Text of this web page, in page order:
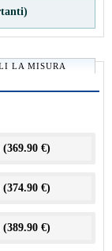
LA MISURA
(369.90 €)
(374.90 €)
(389.90 €)